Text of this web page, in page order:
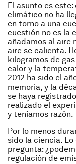
El asunto es
climático no ha
en torno a una
cuestión no es la
añadamos al aire
aire se calienta.
kilogramos de
calor y la
2012 ha sido el
memoria, y la
se haya
realizado el
y teníamos razón.
Por lo menos
sido la ciencia.
pregunta:
regulación de